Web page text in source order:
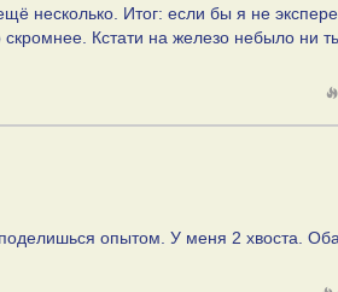
несколько. Итог: если бы я не
Кстати на железо небыло ни
опытом. У меня 2 хвоста.